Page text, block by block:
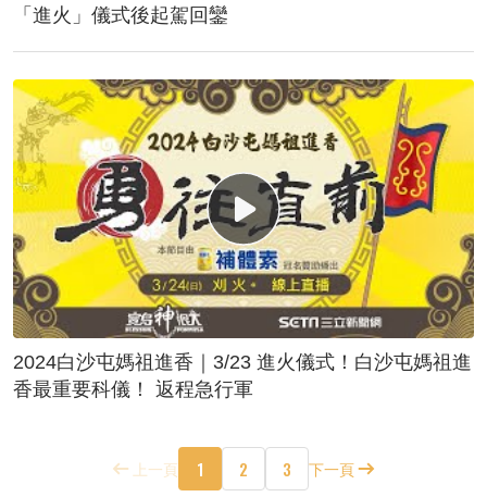
「進火」儀式後起駕回鑾
2024白沙屯媽祖進香｜3/23 進火儀式！白沙屯媽祖進
香最重要科儀！ 返程急行軍
上一頁 1 2 3 下一頁